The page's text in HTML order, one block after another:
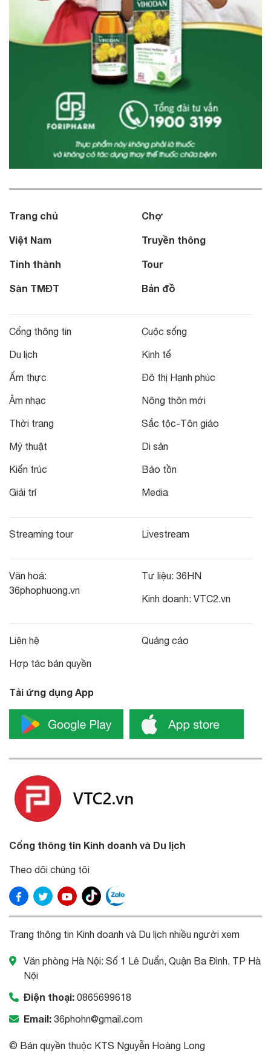
Trang chủ
Việt Nam
Tỉnh thành
Sàn TMĐT
Chợ
Truyền thông
Tour
Bản đồ
Cổng thông tin
Du lịch
Ẩm thực
Âm nhạc
Thời trang
Mỹ thuật
Kiến trúc
Giải trí
Cuộc sống
Kinh tế
Đô thị Hạnh phúc
Nông thôn mới
Sắc tộc-Tôn giáo
Di sản
Bảo tồn
Media
Streaming tour Livestream
Văn hoá:
36phophuong.vn
Tư liệu: 36HN
Kinh doanh: VTC2.vn
Liên hệ
Hợp tác bản quyền
Quảng cáo
Tải ứng dụng App
Cổng thông tin Kinh doanh và Du lịch
Theo dõi chúng tôi
Trang thông tin Kinh doanh và Du lịch nhiều người xem
Văn phòng Hà Nội: Số 1 Lê Duẩn, Quận Ba Đình, TP Hà
Nội
Điện thoại: 0865699618
Email: 36phohn@gmail.com
© Bản quyền thuộc KTS Nguyễn Hoàng Long